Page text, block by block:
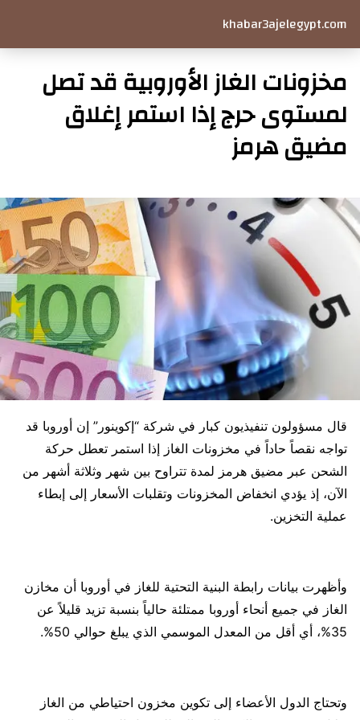
khabar3ajelegypt.com
مخزونات الغاز الأوروبية قد تصل
لمستوى حرج إذا استمر إغلاق
مضيق هرمز
قال مسؤولون تنفيذيون كبار في شركة “إكوينور” إن أوروبا قد
تواجه نقصاً حاداً في مخزونات الغاز إذا استمر تعطل حركة
الشحن عبر مضيق هرمز لمدة تتراوح بين شهر وثلاثة أشهر من
الآن، إذ يؤدي انخفاض المخزونات وتقلبات الأسعار إلى إبطاء
عملية التخزين.
وأظهرت بيانات رابطة البنية التحتية للغاز في أوروبا أن مخازن
الغاز في جميع أنحاء أوروبا ممتلئة حالياً بنسبة تزيد قليلاً عن
35%، أي أقل من المعدل الموسمي الذي يبلغ حوالي 50%.
وتحتاج الدول الأعضاء إلى تكوين مخزون احتياطي من الغاز